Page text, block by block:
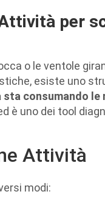
per
o le ventole
esiste uno
consumando
è uno dei tool
Attività
modi: